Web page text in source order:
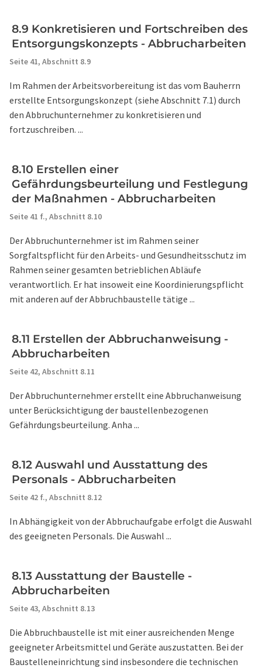
8.9 Konkretisieren und Fortschreiben des
Entsorgungskonzepts - Abbrucharbeiten
Seite 41, Abschnitt 8.9
Im Rahmen der Arbeitsvorbereitung ist das vom Bauherrn
erstellte Entsorgungskonzept (siehe Abschnitt 7.1) durch
den Abbruchunternehmer zu konkretisieren und
fortzuschreiben. ...
8.10 Erstellen einer
Gefährdungsbeurteilung und Festlegung
der Maßnahmen - Abbrucharbeiten
Seite 41 f., Abschnitt 8.10
Der Abbruchunternehmer ist im Rahmen seiner
Sorgfaltspflicht für den Arbeits- und Gesundheitsschutz im
Rahmen seiner gesamten betrieblichen Abläufe
verantwortlich. Er hat insoweit eine Koordinierungspflicht
mit anderen auf der Abbruchbaustelle tätige ...
8.11 Erstellen der Abbruchanweisung -
Abbrucharbeiten
Seite 42, Abschnitt 8.11
Der Abbruchunternehmer erstellt eine Abbruchanweisung
unter Berücksichtigung der baustellenbezogenen
Gefährdungsbeurteilung. Anha ...
8.12 Auswahl und Ausstattung des
Personals - Abbrucharbeiten
Seite 42 f., Abschnitt 8.12
In Abhängigkeit von der Abbruchaufgabe erfolgt die Auswahl
des geeigneten Personals. Die Auswahl ...
8.13 Ausstattung der Baustelle -
Abbrucharbeiten
Seite 43, Abschnitt 8.13
Die Abbruchbaustelle ist mit einer ausreichenden Menge
geeigneter Arbeitsmittel und Geräte auszustatten. Bei der
Baustelleneinrichtung sind insbesondere die technischen